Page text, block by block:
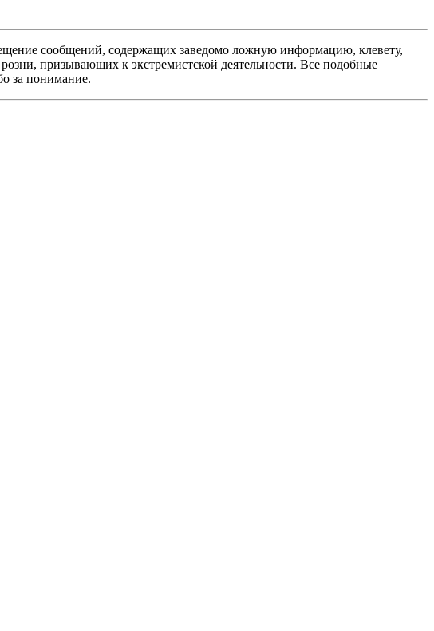
сообщений, содержащих заведомо ложную информацию, клевету,
призывающих к экстремистской деятельности. Все подобные
за понимание.